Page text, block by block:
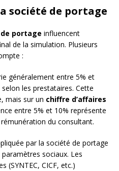
société de portage
portage influencent
de la simulation. Plusieurs
:
généralement entre 5% et
selon les prestataires. Cette
mais sur un chiffre d’affaires
entre 5% et 10% représente
du consultant.
par la société de portage
sociaux. Les
(SYNTEC, CICF, etc.)